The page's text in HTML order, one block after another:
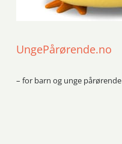
UngePårørende.no
– for barn og unge pårørende